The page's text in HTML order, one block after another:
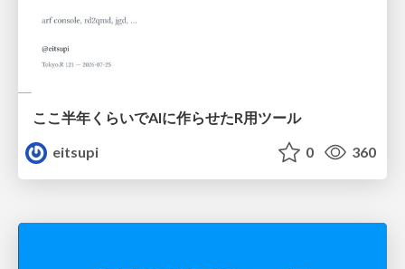
ここ半年くらいでAIに作らせたR用ツール
eitsupi
0 360